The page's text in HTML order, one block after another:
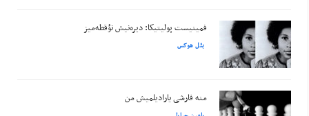
فمینیست پولیتیکا: دیره‌نیش نؤقطه‌میز
بئل هوکس
منه قارشی یارادیلمیش من